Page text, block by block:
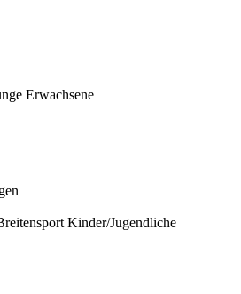
Erwach­sene
Kinder/Jugendliche